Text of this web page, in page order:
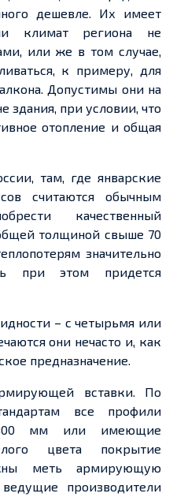
дешевле. Их имеет
климат региона не
или же в том случае,
к примеру, для
Допустимы они на
здания, при условии, что
отопление и общая
там, где январские
считаются обычным
качественный
толщиной свыше 70
значительно
при этом придется
– с четырьмя или
они нечасто и, как
предназначение.
вставки. По
все профили
мм или имеющие
цвета покрытие
меть армирующую
производители